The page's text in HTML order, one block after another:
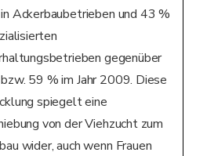
Ackerbaubetrieben und 43 %
gegenüber
59 % im Jahr 2009. Diese
spiegelt eine
von der Viehzucht zum
wider, auch wenn Frauen